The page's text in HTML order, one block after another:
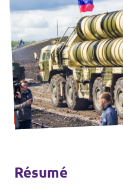
Résumé